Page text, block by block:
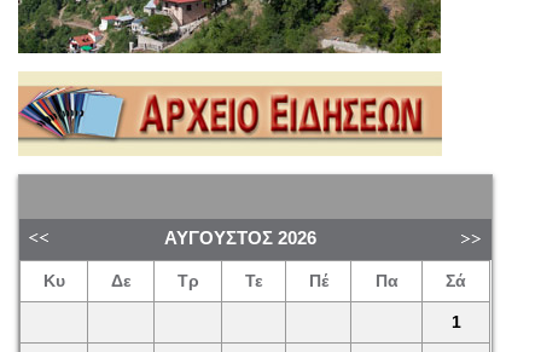
ΑΎΓΟΥΣΤΟΣ 2026
Κυ Δε Τρ Τε Πέ Πα Σά
1